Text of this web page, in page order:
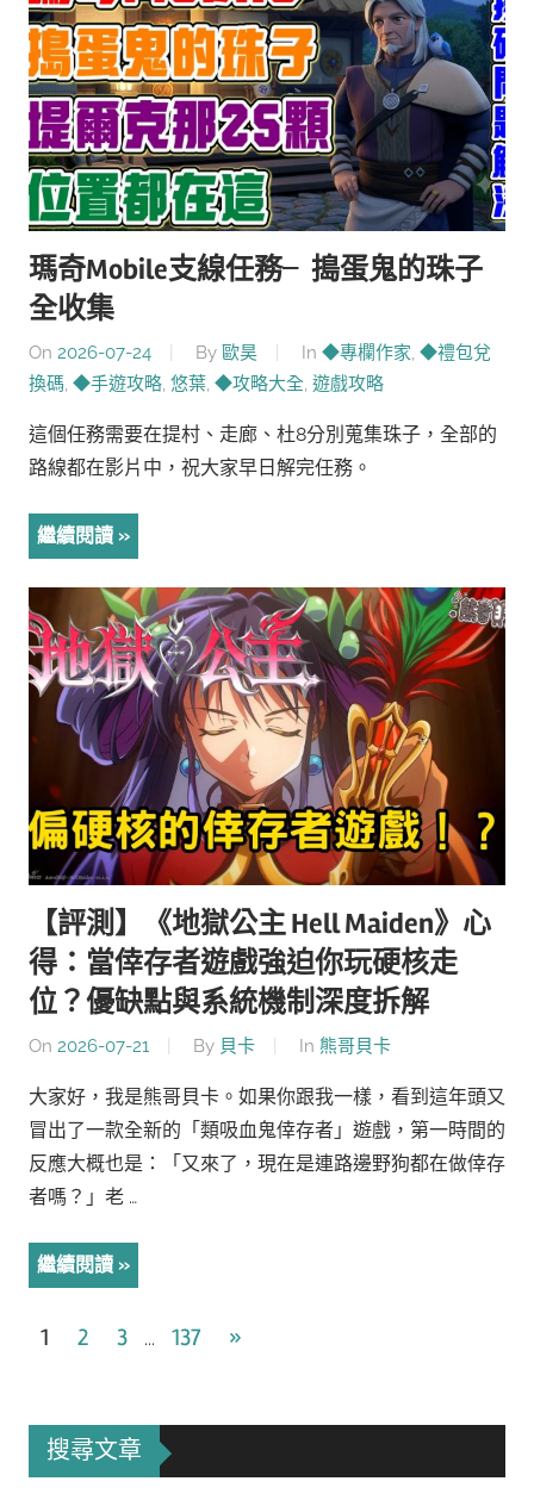
瑪奇Mobile支線任務╴搗蛋鬼的珠子
全收集
On 2026-07-24 By 歐昊 In ◆專欄作家, ◆禮包兌
換碼, ◆手遊攻略, 悠葉, ◆攻略大全, 遊戲攻略
這個任務需要在提村、走廊、杜8分別蒐集珠子，全部的
路線都在影片中，祝大家早日解完任務。
繼續閱讀
【評測】《地獄公主 Hell Maiden》心
得：當倖存者遊戲強迫你玩硬核走
位？優缺點與系統機制深度拆解
On 2026-07-21 By 貝卡 In 熊哥貝卡
大家好，我是熊哥貝卡。如果你跟我一樣，看到這年頭又
冒出了一款全新的「類吸血鬼倖存者」遊戲，第一時間的
反應大概也是：「又來了，現在是連路邊野狗都在做倖存
者嗎？」老 …
繼續閱讀
文
導
覽
1 2 3 ... 137
Next
»
搜尋文章